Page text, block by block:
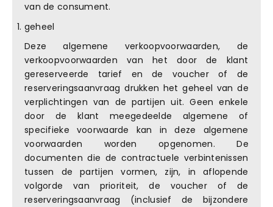
van de consument.
geheel
Deze algemene verkoopvoorwaarden, de
verkoopvoorwaarden van het door de klant
gereserveerde tarief en de voucher of de
reserveringsaanvraag drukken het geheel van de
verplichtingen van de partijen uit. Geen enkele
door de klant meegedeelde algemene of
specifieke voorwaarde kan in deze algemene
voorwaarden worden opgenomen. De
documenten die de contractuele verbintenissen
tussen de partijen vormen, zijn, in aflopende
volgorde van prioriteit, de voucher of de
reserveringsaanvraag (inclusief de bijzondere